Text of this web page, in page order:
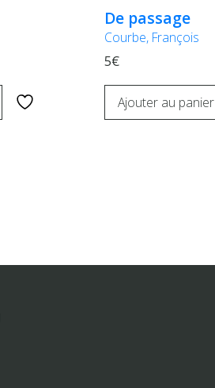
De passage
Courbe, François
5€
Ajouter au panier